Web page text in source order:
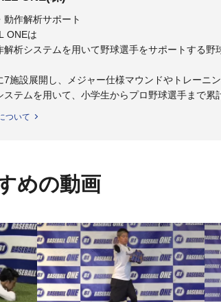
動作解析サポート
ONEは
解析システムを用いて野球選手をサポートする野
7施設展開し、メジャー仕様マウンドやトレーニ
ステムを用いて、小学生からプロ野球選手まで累
ついて
めの動画